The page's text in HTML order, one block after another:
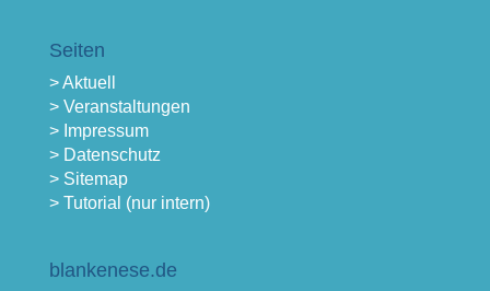
Seiten
> Aktuell
> Veranstaltungen
> Impressum
> Datenschutz
> Sitemap
> Tutorial (nur intern)
blankenese.de